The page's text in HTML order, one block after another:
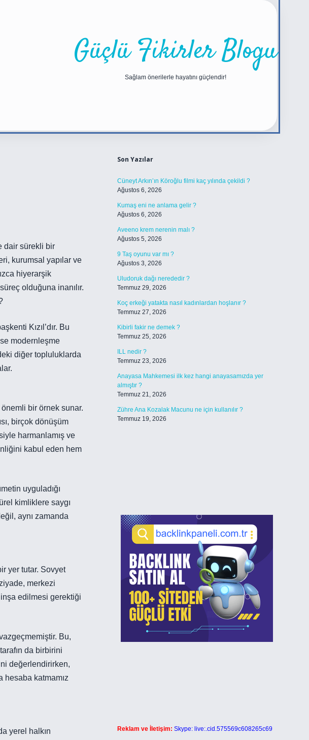
Güçlü Fikirler Blogu
Sağlam önerilerle hayatını güçlendir!
dair sürekli bir
kurumsal yapılar ve
hiyerarşik
olduğuna inanılır.
Kızıl’dır. Bu
modernleşme
diğer topluluklarda
bir örnek sunar.
birçok dönüşüm
harmanlamış ve
kabul eden hem
uyguladığı
kimliklere saygı
aynı zamanda
yer tutar. Sovyet
merkezi
edilmesi gerektiği
Bu,
da birbirini
değerlendirirken,
hesaba katmamız
yerel halkın
Son Yazılar
Cüneyt Arkın’ın Köroğlu filmi kaç yılında çekildi ?
Ağustos 6, 2026
Kumaş eni ne anlama gelir ?
Ağustos 6, 2026
Aveeno krem nerenin malı ?
Ağustos 5, 2026
9 Taş oyunu var mı ?
Ağustos 3, 2026
Uludoruk dağı nerededir ?
Temmuz 29, 2026
Koç erkeği yatakta nasıl kadınlardan hoşlanır ?
Temmuz 27, 2026
Kibirli fakir ne demek ?
Temmuz 25, 2026
ILL nedir ?
Temmuz 23, 2026
Anayasa Mahkemesi ilk kez hangi anayasamızda yer
almıştır ?
Temmuz 21, 2026
Zühre Ana Kozalak Macunu ne için kullanılır ?
Temmuz 19, 2026
Reklam ve İletişim: Skype: live:.cid.575569c608265c69